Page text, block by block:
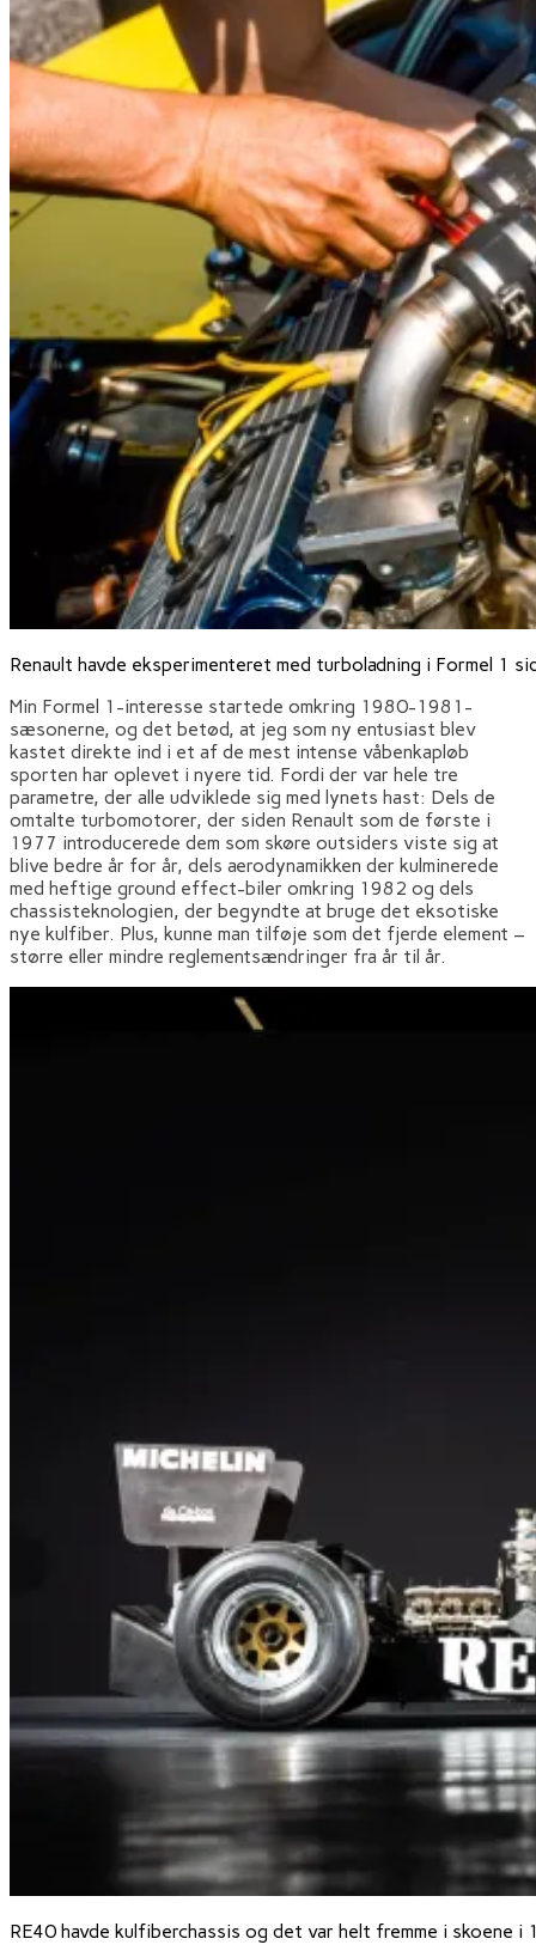
Renault havde eksperimenteret med turboladning i Formel 1
Min Formel 1-interesse startede omkring 1980-1981-
sæsonerne, og det betød, at jeg som ny entusiast blev
kastet direkte ind i et af de mest intense våbenkapløb
sporten har oplevet i nyere tid. Fordi der var hele tre
parametre, der alle udviklede sig med lynets hast: Dels de
omtalte turbomotorer, der siden Renault som de første i
1977 introducerede dem som skøre outsiders viste sig at
blive bedre år for år, dels aerodynamikken der kulminerede
med heftige ground effect-biler omkring 1982 og dels
chassisteknologien, der begyndte at bruge det eksotiske
nye kulfiber. Plus, kunne man tilføje som det fjerde element –
større eller mindre reglementsændringer fra år til år.
RE40 havde kulfiberchassis og det var helt fremme i skoene i